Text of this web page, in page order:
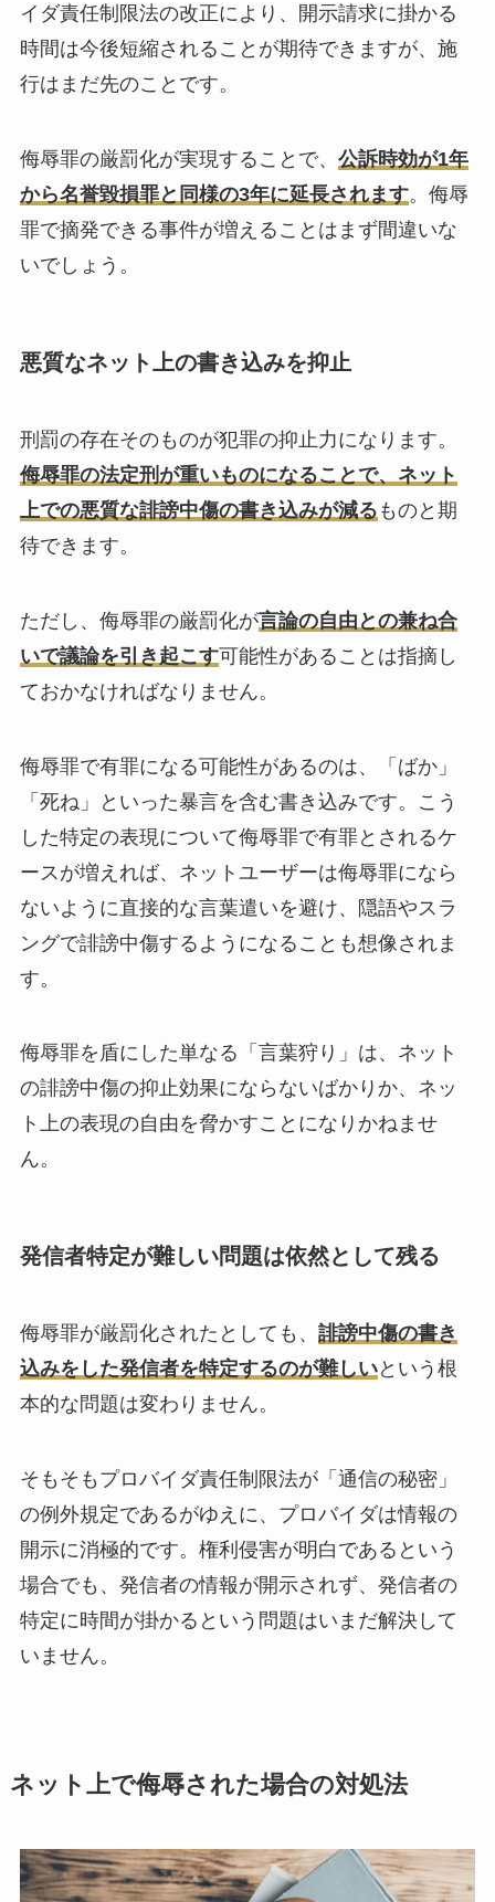
イダ責任制限法の改正により、開示請求に掛かる
時間は今後短縮されることが期待できますが、施
行はまだ先のことです。
侮辱罪の厳罰化が実現することで、 公訴時効が1年
から名誉毀損罪と同様の3年に延長されます。侮辱
罪で摘発できる事件が増えることはまず間違いな
いでしょう。
悪質なネット上の書き込みを抑止
刑罰の存在そのものが犯罪の抑止力になります。
侮辱罪の法定刑が重いものになることで、ネット
上での悪質な誹謗中傷の書き込みが減る ものと期
待できます。
ただし、侮辱罪の厳罰化が言論の自由との兼ね合
いで議論を引き起こす可能性があることは指摘し
ておかなければなりません。
侮辱罪で有罪になる可能性があるのは、「ばか」
「死ね」といった暴言を含む書き込みです。こう
した特定の表現について侮辱罪で有罪とされるケ
ースが増えれば、ネットユーザーは侮辱罪になら
ないように直接的な言葉遣いを避け、隠語やスラ
ングで誹謗中傷するようになることも想像されま
す。
侮辱罪を盾にした単なる「言葉狩り」は、ネット
の誹謗中傷の抑止効果にならないばかりか、ネッ
ト上の表現の自由を脅かすことになりかねませ
ん。
発信者特定が難しい問題は依然として残る
侮辱罪が厳罰化されたとしても、 誹謗中傷の書き
込みをした発信者を特定するのが難しいという根
本的な問題は変わりません。
そもそもプロバイダ責任制限法が「通信の秘密」
の例外規定であるがゆえに、プロバイダは情報の
開示に消極的です。権利侵害が明白であるという
場合でも、発信者の情報が開示されず、発信者の
特定に時間が掛かるという問題はいまだ解決して
いません。
ネット上で侮辱された場合の対処法